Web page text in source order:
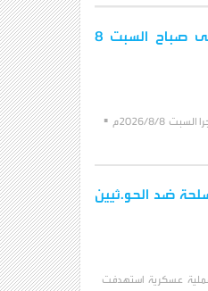
عدن : مستجدات كهرباء عدن حتى صباح السبت 8
مستجدات كهرباء عدن – حتى الساعة 1:02 فجرا السبت 2026/8/8م ▪️
ضد الحو.ثيين
عملية عسكرية استهدفت